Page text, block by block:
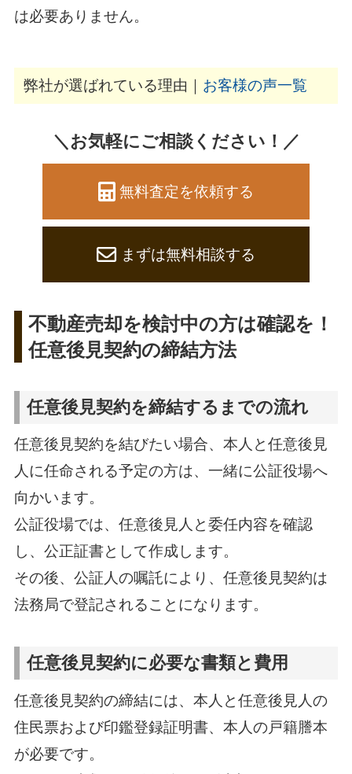
は必要ありません。
弊社が選ばれている理由｜ お客様の声一覧
＼お気軽にご相談ください！／
無料査定を依頼する
まずは無料相談する
不動産売却を検討中の方は確認を！
任意後見契約の締結方法
任意後見契約を締結するまでの流れ
任意後見契約を結びたい場合、本人と任意後見
人に任命される予定の方は、一緒に公証役場へ
向かいます。
公証役場では、任意後見人と委任内容を確認
し、公正証書として作成します。
その後、公証人の嘱託により、任意後見契約は
法務局で登記されることになります。
任意後見契約に必要な書類と費用
任意後見契約の締結には、本人と任意後見人の
住民票および印鑑登録証明書、本人の戸籍謄本
が必要です。